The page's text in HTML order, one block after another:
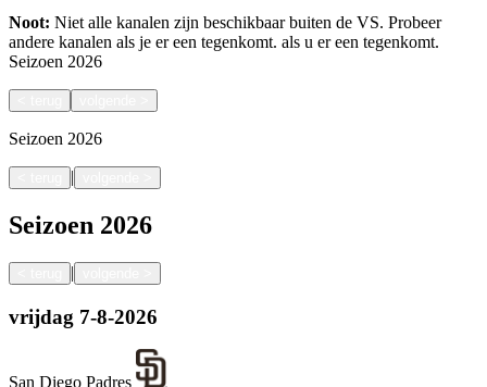
Noot: Niet alle kanalen zijn beschikbaar buiten de VS. Probeer
andere kanalen als je er een tegenkomt. als u er een tegenkomt.
Seizoen 2026
Seizoen 2026
|
Seizoen 2026
|
vrijdag 7-8-2026
San Diego Padres